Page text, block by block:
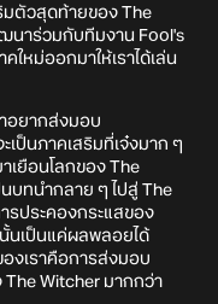
มตัวสุดท้ายของ The
นาร่วมกับทีมงาน Fool's
ใหม่ออกมาให้เราได้เล่น
อยากส่งมอบ
ป็นภาคเสริมที่เจ๋งมาก ๆ
เยือนโลกของ The
บทนำกลาย ๆ ไปสู่ The
รประคองกระแสของ
นเป็นแค่ผลพลอยได้
งเราคือการส่งมอบ
Witcher มากกว่า